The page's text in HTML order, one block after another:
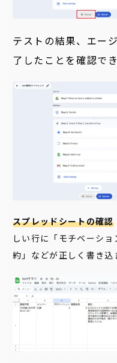
テストの結果、エー
了したことを確認で
スプレッドシートの確認
しい行に「モチベーシ
約」などが正しく書き込